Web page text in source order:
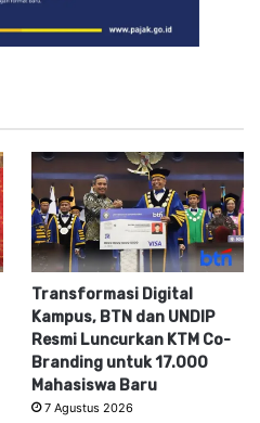
Transformasi Digital
Kampus, BTN dan UNDIP
Resmi Luncurkan KTM Co-
Branding untuk 17.000
Mahasiswa Baru
7 Agustus 2026